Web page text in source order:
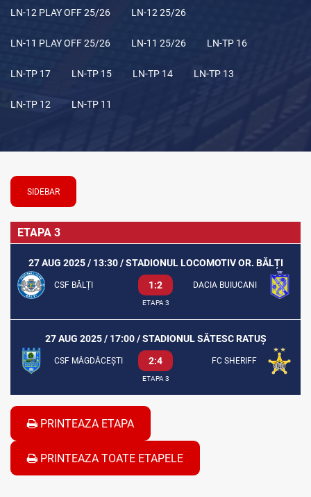
LN-12 PLAY OFF 25/26 LN-12 25/26
LN-11 PLAY OFF 25/26 LN-11 25/26 LN-TP 16
LN-TP 17 LN-TP 15 LN-TP 14 LN-TP 13
LN-TP 12 LN-TP 11
SIDEBAR
ETAPA 3
27 AUG 2025 / 13:30 / STADIONUL LOCOMOTIV OR. BĂLȚI
CSF BĂLȚI 1:2 DACIA BUIUCANI
ETAPA 3
27 AUG 2025 / 17:00 / STADIONUL SĂTESC RATUȘ
CSF MĂGDĂCEȘTI 2:4 FC SHERIFF
ETAPA 3
PRINTEAZA ETAPA
PRINTEAZA TOATE ETAPELE